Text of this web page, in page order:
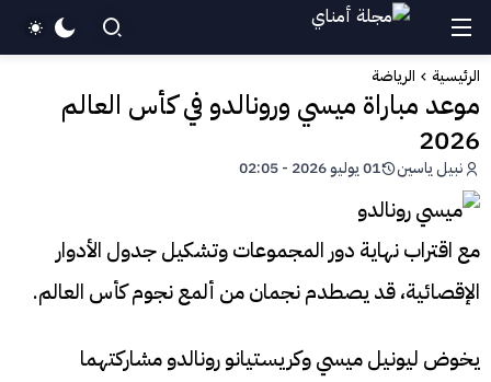
الرئيسية الرياضة
موعد مباراة ميسي ورونالدو في كأس العالم
2026
نبيل ياسين 01 يوليو 2026 - 02:05
مع اقتراب نهاية دور المجموعات وتشكيل جدول الأدوار
الإقصائية، قد يصطدم نجمان من ألمع نجوم كأس العالم.
يخوض ليونيل ميسي وكريستيانو رونالدو مشاركتهما